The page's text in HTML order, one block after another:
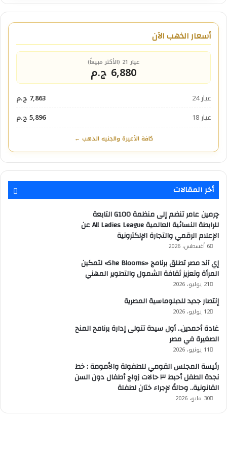
أسعار الذهب الآن
عيار 21 (الأكثر مبيعاً)
6,880 ج.م
عيار 24
7,863 ج.م
عيار 18
5,896 ج.م
كافة الأعيرة والجنيه الذهب ←
أخر المقالات
چرمين عامر تنضم إلى منظمة G100 التابعة
للرابطة النسائية العالمية All Ladies League عن
الإعلام الرقمي والتجارة الإلكترونية
6 أغسطس، 2026
إي آند مصر تطلق برنامج «She Blooms» لتمكين
المرأة وتعزيز ثقافة الشمول والتطوير المهني
21 يوليو، 2026
إنتصار جديد للدبلوماسية المصرية
12 يوليو، 2026
غادة أحمدين.. أول سيدة تتولى إدارة برنامج المنح
الصغيرة في مصر
11 يونيو، 2026
رئيسة المجلس القومي للطفولة والأمومة : خط
نجدة الطفل أحبط ٣ حالات زواج أطفال دون السن
القانونية.. وحالةً لإجراء ختان لطفلة
30 مايو، 2026